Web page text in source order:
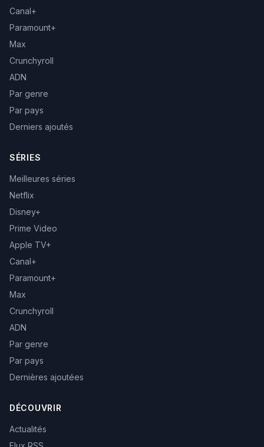
Canal+
Paramount+
Max
Crunchyroll
ADN
Par genre
Par pays
Derniers ajoutés
SÉRIES
Meilleures séries
Netflix
Disney+
Prime Video
Apple TV+
Canal+
Paramount+
Max
Crunchyroll
ADN
Par genre
Par pays
Dernières ajoutées
DÉCOUVRIR
Actualités